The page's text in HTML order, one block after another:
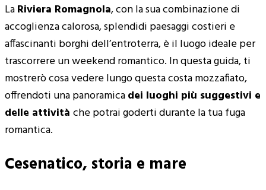
LaRiviera Romagnola, con la sua combinazione di
accoglienza calorosa, splendidi paesaggi costieri e
affascinanti borghi dell’entroterra, è il luogo ideale per
trascorrere un weekend romantico. In questa guida, ti
mostrerò cosa vedere lungo questa costa mozzafiato,
offrendoti una panoramicadei luoghi più suggestivi e
delle attività che potrai goderti durante la tua fuga
romantica.
Cesenatico, storia e mare